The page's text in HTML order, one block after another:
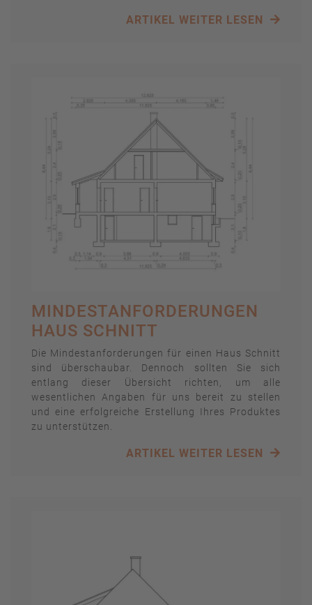
ARTIKEL WEITER LESEN
MINDESTANFORDERUNGEN
HAUS SCHNITT
Die Mindestanforderungen für einen Haus Schnitt
sind überschaubar. Dennoch sollten Sie sich
entlang dieser Übersicht richten, um alle
wesentlichen Angaben für uns bereit zu stellen
und eine erfolgreiche Erstellung Ihres Produktes
zu unterstützen.
ARTIKEL WEITER LESEN